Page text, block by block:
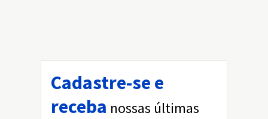
Cadastre-se e
receba nossas últimas